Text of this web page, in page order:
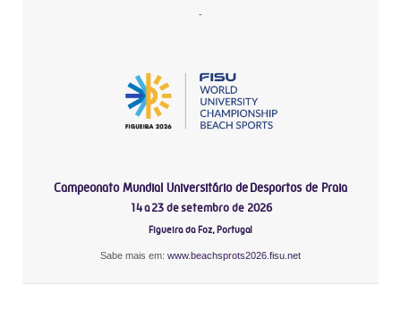
-
Campeonato Mundial Universitário de Desportos de Praia
14 a 23 de setembro de 2026
Figueira da Foz, Portugal
Sabe mais em: www.beachsprots2026.fisu.net